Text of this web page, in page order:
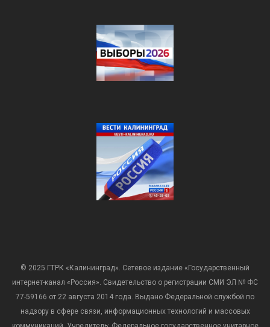
© 2025 ГТРК «Калининград». Сетевое издание «Государственный
интернет-канал «Россия». Свидетельство о регистрации СМИ ЭЛ № ФС
77-59166 от 22 августа 2014 года. Выдано Федеральной службой по
надзору в сфере связи, информационных технологий и массовых